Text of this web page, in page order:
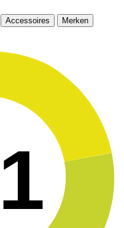
Accessoires
Merken